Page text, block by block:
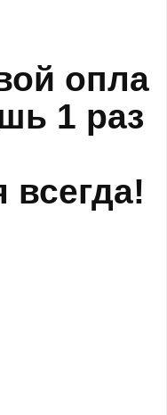
опла
1 раз
всегда!